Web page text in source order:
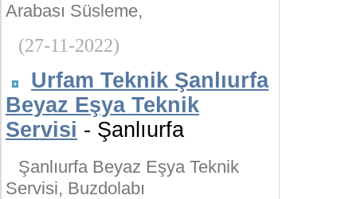
Arabası Süsleme,
(27-11-2022)
Urfam Teknik Şanlıurfa
Beyaz Eşya Teknik
Servisi - Şanlıurfa
Şanlıurfa Beyaz Eşya Teknik
Servisi, Buzdolabı